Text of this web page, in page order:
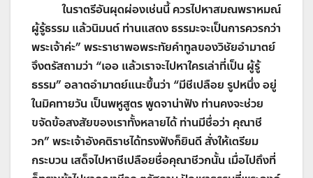
ในราตรีอันผุดผ่องเช่นนี้ ควรไปหาสมณพราหมณ์
ผู้รู้ธรรม แล้วนิมนต์ ท่านแสดง ธรรมะจะเป็นการควรกว่า
พระเจ้าค่ะ”พระราชาพอพระทัยคำทูลของวิชัยอำมาตย์
จึงตรัสถามว่า “เออ แล้วเราจะไปหาใครเล่าที่เป็น ผู้รู้
ธรรม”อลาตอำมาตย์แนะขึ้นว่า “มีชีเปลือย รูปหนึ่ง อยู่
ในมิคทายวัน เป็นพหูสูตร พูดจาน่าฟัง ท่านคงจะช่วย
ขจัดข้อสงสัยของเราทั้งหลายได้ ท่านมีชื่อว่า คุณาชี
วก”พระเจ้าอังคติราชได้ทรงฟังก็ยินดี สั่งให้เตรียม
กระบวน เสด็จไปหาชีเปลือยชื่อคุณาชีวกนั้น เมื่อไปถึงที่